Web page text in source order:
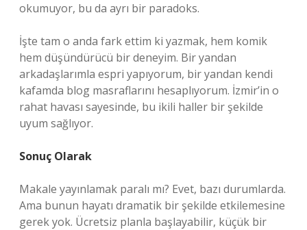
okumuyor, bu da ayrı bir paradoks.
İşte tam o anda fark ettim ki yazmak, hem komik
hem düşündürücü bir deneyim. Bir yandan
arkadaşlarımla espri yapıyorum, bir yandan kendi
kafamda blog masraflarını hesaplıyorum. İzmir’in o
rahat havası sayesinde, bu ikili haller bir şekilde
uyum sağlıyor.
Sonuç Olarak
Makale yayınlamak paralı mı? Evet, bazı durumlarda.
Ama bunun hayatı dramatik bir şekilde etkilemesine
gerek yok. Ücretsiz planla başlayabilir, küçük bir